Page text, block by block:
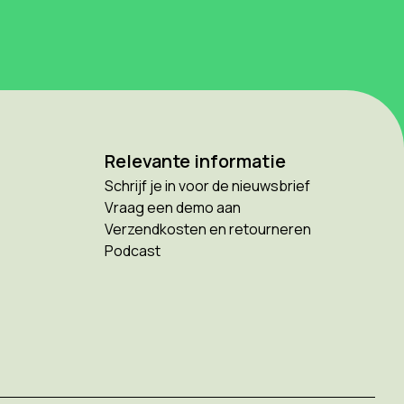
Relevante informatie
Schrijf je in voor de nieuwsbrief
Vraag een demo aan
Verzendkosten en retourneren
Podcast